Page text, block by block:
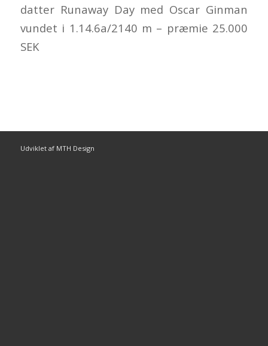
datter Runaway Day med Oscar Ginman
vundet i 1.14.6a/2140 m – præmie 25.000
SEK
Udviklet af MTH Design